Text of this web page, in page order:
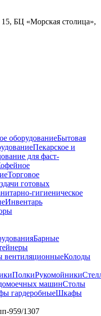
15, БЦ «Морская столица»,
оборудованиеБытовая
Пекарское и
для фаст-
Торговое
готовых
гигиеническое
Инвентарь
Барные
вентиляционныеКолоды
ПолкиРукомойники
машинСтолы
гардеробныеШкафы
959/1307